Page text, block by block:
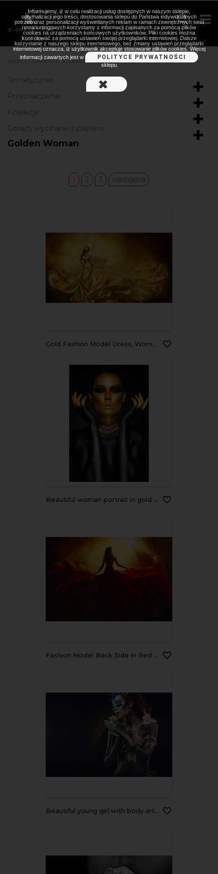
PLAKATY > KOLEKCJE
Tematycznie
Przeznaczenie
Kolekcje
Obrazy wycinane z papieru
Golden Woman
1 2 3 następna
Gold Fashion Model Dress, Woman Golden Silk Gown Flowing Fabric
Beautiful woman portrait in gold and black colors
Fashion Model Back Side in Red Flying Dress, Woman Rear View, Gown Fabric Fly on Wind, Beautiful Girl Looking to Light
Beautiful young girl with body art in an fantasy style
Informujemy, iż w celu realizacji usług dostępnych w naszym sklepie,
optymalizacji jego treści, dostosowania sklepu do Państwa indywidualnych
potrzeb oraz personalizacji wyświetlanych reklam w ramach zewnętrznych sieci
remarketingowych korzystamy z informacji zapisanych za pomocą plików
cookies na urządzeniach końcowych użytkowników. Pliki cookies można
kontrolować za pomocą ustawień swojej przeglądarki internetowej. Dalsze
korzystanie z naszego sklepu internetowego, bez zmiany ustawień przeglądarki
internetowej oznacza, iż użytkownik akceptuje stosowanie plików cookies. Więcej
informacji zawartych jest w
POLITYCE PRYWATNOŚCI
sklepu.